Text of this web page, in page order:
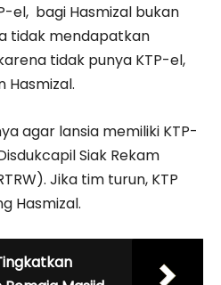
el, bagi Hasmizal bukan
tidak mendapatkan
tidak punya KTP-el,
Hasmizal.
agar lansia memiliki KTP-
Siak Rekam
Jika tim turun, KTP
Hasmizal.